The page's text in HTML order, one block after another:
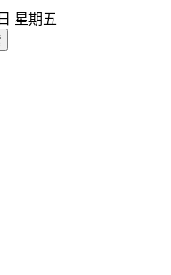
星期五